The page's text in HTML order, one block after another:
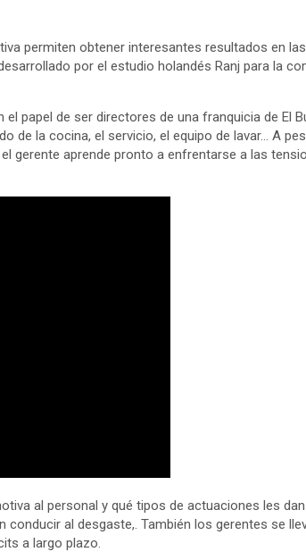
permiten obtener interesantes resultados en
por el estudio holandés Ranj para la
papel de ser directores de una franquicia de
de la cocina, el servicio, el equipo de lavar… A
gerente aprende pronto a enfrentarse a las
al personal y qué tipos de actuaciones les
conducir al desgaste,. También los gerentes se
a largo plazo.